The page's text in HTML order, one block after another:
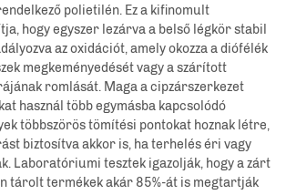
polietilén. Ez a kifinomult
hogy egyszer lezárva a belső légkör stabil
az oxidációt, amely okozza a diófélék
megkeményedését vagy a szárított
romlását. Maga a cipzárszerkezet
használ több egymásba kapcsolódó
többszörös tömítési pontokat hoznak létre,
biztosítva akkor is, ha terhelés éri vagy
Laboratóriumi tesztek igazolják, hogy a zárt
tárolt termékek akár 85%-át is megtartják